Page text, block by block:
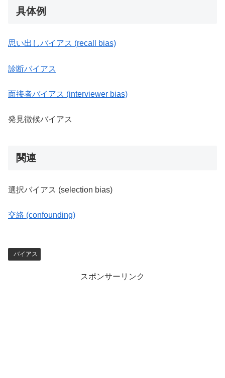
具体例
思い出しバイアス (recall bias)
診断バイアス
面接者バイアス (interviewer bias)
発見徴候バイアス
関連
選択バイアス (selection bias)
交絡 (confounding)
バイアス
スポンサーリンク